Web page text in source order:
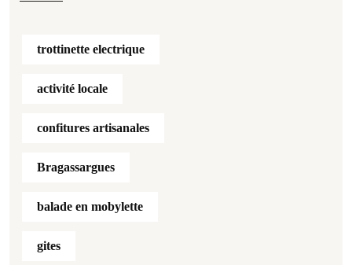
trottinette electrique
activité locale
confitures artisanales
Bragassargues
balade en mobylette
gites